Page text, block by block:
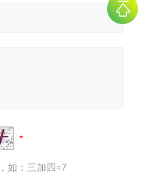
如：三加四=7